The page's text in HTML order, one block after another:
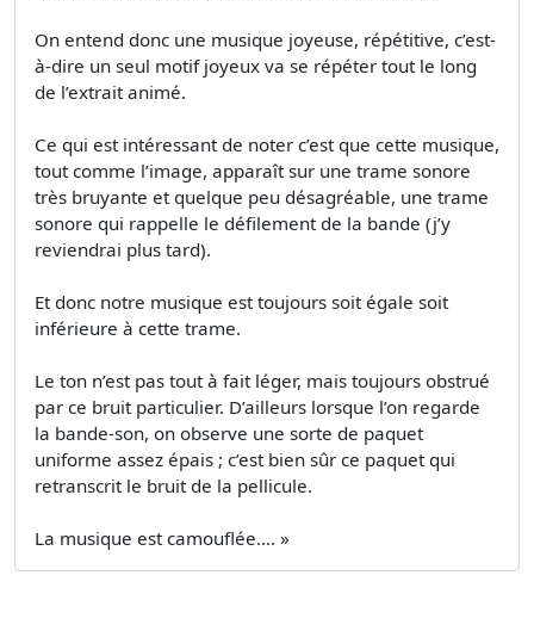
On entend donc une musique joyeuse, répétitive, c’est-
à-dire un seul motif joyeux va se répéter tout le long
de l’extrait animé.
Ce qui est intéressant de noter c’est que cette musique,
tout comme l’image, apparaît sur une trame sonore
très bruyante et quelque peu désagréable, une trame
sonore qui rappelle le défilement de la bande (j’y
reviendrai plus tard).
Et donc notre musique est toujours soit égale soit
inférieure à cette trame.
Le ton n’est pas tout à fait léger, mais toujours obstrué
par ce bruit particulier. D’ailleurs lorsque l’on regarde
la bande-son, on observe une sorte de paquet
uniforme assez épais ; c’est bien sûr ce paquet qui
retranscrit le bruit de la pellicule.
La musique est camouflée.... »